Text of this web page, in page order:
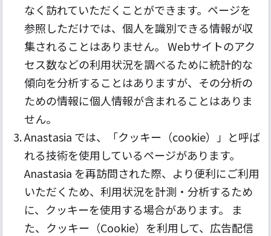
なく訪れていただくことができます。ページを
参照しただけでは、個人を識別できる情報が収
集されることはありません。 Webサイトのアク
セス数などの利用状況を調べるために統計的な
傾向を分析することはありますが、その分析の
ための情報に個人情報が含まれることはありま
せん。
Anastasia では、「クッキー（cookie）」と呼ば
れる技術を使用しているページがあります。
Anastasia を再訪問された際、より便利にご利用
いただくため、利用状況を計測・分析するため
に、クッキーを使用する場合があります。 ま
た、クッキー（Cookie）を利用して、広告配信